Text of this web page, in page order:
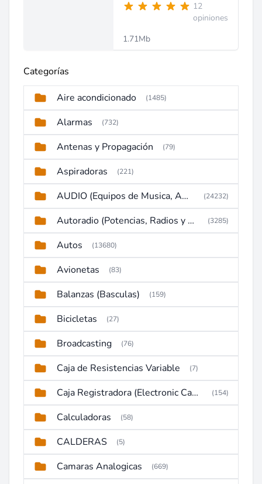
12
opiniones
1.71Mb
Categorías
Aire acondicionado (1485)
Alarmas (732)
Antenas y Propagación (79)
Aspiradoras (221)
AUDIO (Equipos de Musica, Amplificadores, Reproductores, Etc) (24232)
Autoradio (Potencias, Radios y DVD) (3285)
Autos (13680)
Avionetas (83)
Balanzas (Basculas) (159)
Bicicletas (27)
Broadcasting (76)
Caja de Resistencias Variable (7)
Caja Registradora (Electronic Cash Register) (154)
Calculadoras (58)
CALDERAS (5)
Camaras Analogicas (669)